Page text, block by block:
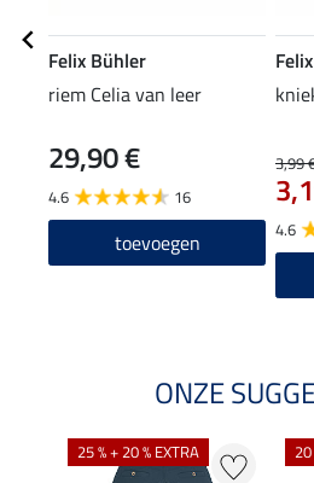
Felix Bühler
riem Celia van leer
29,90 €
4.6 16
toevoegen
3,99
4.6
ONZE
25 % + 20 % EXTRA 20